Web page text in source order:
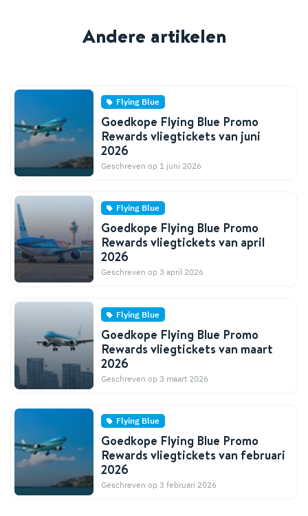
Andere artikelen
Flying Blue
Goedkope Flying Blue Promo
Rewards vliegtickets van juni
2026
Geschreven op 1 juni 2026
Flying Blue
Goedkope Flying Blue Promo
Rewards vliegtickets van april
2026
Geschreven op 3 april 2026
Flying Blue
Goedkope Flying Blue Promo
Rewards vliegtickets van maart
2026
Geschreven op 3 maart 2026
Flying Blue
Goedkope Flying Blue Promo
Rewards vliegtickets van februari
2026
Geschreven op 3 februari 2026